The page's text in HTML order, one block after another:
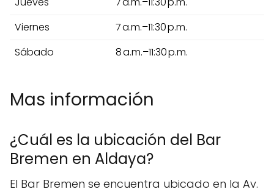
Viernes
7 a.m.–11:30 p.m.
Sábado
8 a.m.–11:30 p.m.
Mas información
¿Cuál es la ubicación del Bar
Bremen en Aldaya?
El Bar Bremen se encuentra ubicado en la Av.